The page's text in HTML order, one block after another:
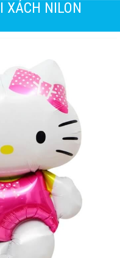
XÁCH NILON